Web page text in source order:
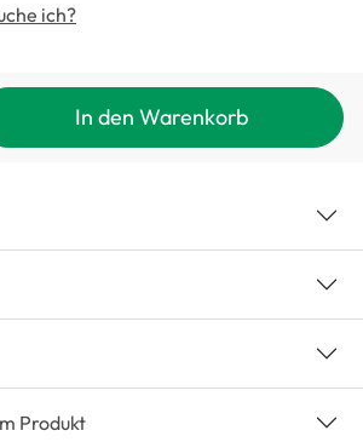
ich?
In den Warenkorb
Produkt